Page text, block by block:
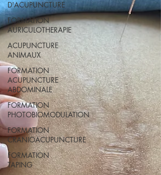
D'ACUPUNCTURE
FORMATION
AURICULOTHERAPIE
ACUPUNCTURE
ANIMAUX
FORMATION
ACUPUNCTURE
ABDOMINALE
FORMATION
PHOTOBIOMODULATION
FORMATION
CRANIOACUPUNCTURE
FORMATION
TAPING